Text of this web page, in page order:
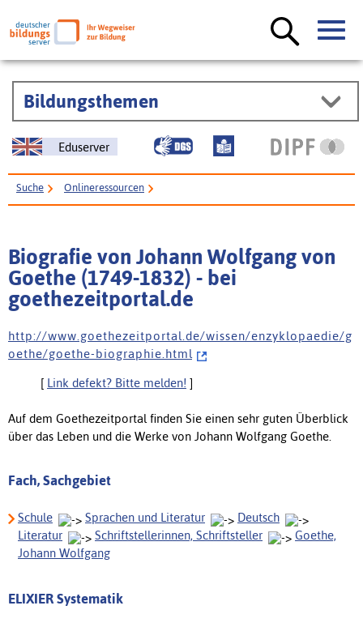
Bildungsthemen
Eduserver
Suche Onlineressourcen
Biografie von Johann Wolfgang von
Goethe (1749-1832) - bei
goethezeitportal.de
h t t p : / / w w w . g o e t h e z e i t p o r t a l . d e / w i s s e n / e n z y k l o p a e d i e / g
o e t h e / g o e t h e - b i o g r a p h i e . h t m l
[ Link defekt? Bitte melden! ]
Auf dem Goethezeitportal finden Sie einen sehr guten Überblick
über das Leben und die Werke von Johann Wolfgang Goethe.
Fach, Sachgebiet
Schule Sprachen und Literatur
Deutsch
Literatur
Schriftstellerinnen, Schriftsteller
Goethe,
Johann Wolfgang
ELIXIER Systematik